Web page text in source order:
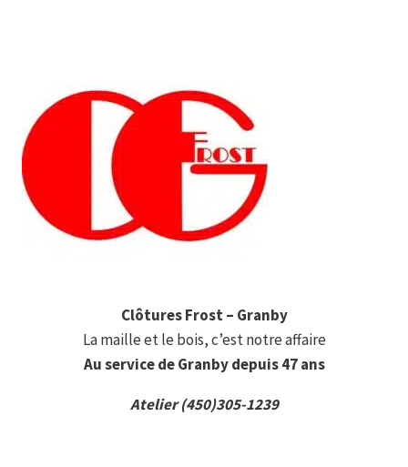
Clôtures Frost – Granby
La maille et le bois, c’est notre affaire
Au service de Granby depuis 47 ans
Atelier (450)305-1239